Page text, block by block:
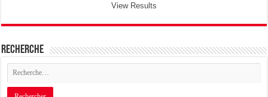
View Results
Recherche